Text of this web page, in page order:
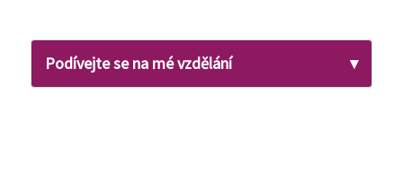
Podívejte se na mé vzdělání ▾